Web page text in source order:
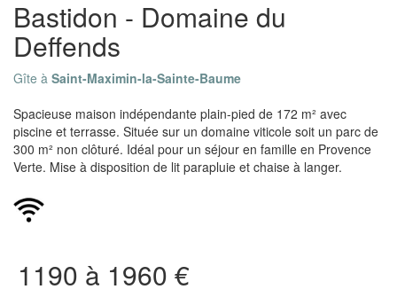
Bastidon - Domaine du
Deffends
Gîte à Saint-Maximin-la-Sainte-Baume
Spacieuse maison indépendante plain-pied de 172 m² avec
piscine et terrasse. Située sur un domaine viticole soit un parc de
300 m² non clôturé. Idéal pour un séjour en famille en Provence
Verte. Mise à disposition de lit parapluie et chaise à langer.
1190 à 1960 €